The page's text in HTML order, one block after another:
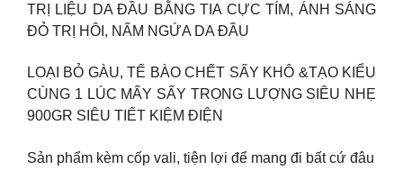
TRỊ LIỆU DA ĐẦU BẰNG TIA CỰC TÍM, ÁNH SÁNG
ĐỎ TRỊ HÔI, NẤM NGỨA DA ĐẦU
LOẠI BỎ GÀU, TẾ BÀO CHẾT SẤY KHÔ &TẠO KIỂU
CÙNG 1 LÚC MẤY SẤY TRỌNG LƯỢNG SIÊU NHẸ
900GR SIÊU TIẾT KIỆM ĐIỆN
Sản phẩm kèm cốp vali, tiện lợi để mang đi bất cứ đâu